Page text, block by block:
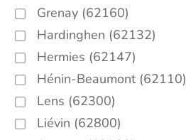
Grenay (62160)
Hardinghen (62132)
Hermies (62147)
Hénin-Beaumont (62110)
Lens (62300)
Liévin (62800)